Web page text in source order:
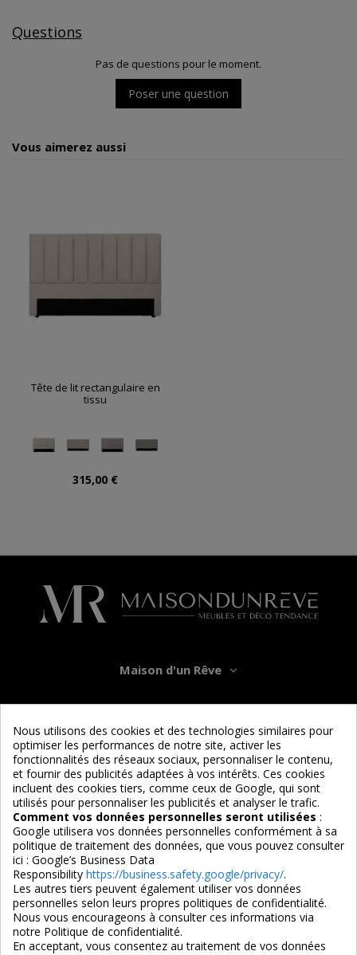
Questions
Pas de questions pour le moment.
Poser une question
Vous aimerez aussi
Tête de lit rectangulaire en
tissu
315,00 €
Maison d'un Rêve
Informations
Services
Nous suivre
4,7/5
Nous utilisons des cookies et des technologies similaires pour
optimiser les performances de notre site, activer les
fonctionnalités des réseaux sociaux, personnaliser le contenu,
et fournir des publicités adaptées à vos intérêts. Ces cookies
incluent des cookies tiers, comme ceux de Google, qui sont
utilisés pour personnaliser les publicités et analyser le trafic.
Comment vos données personnelles seront utilisées :
Google utilisera vos données personnelles conformément à sa
politique de traitement des données, que vous pouvez consulter
ici : Google’s Business Data
Responsibility https://business.safety.google/privacy/.
Les autres tiers peuvent également utiliser vos données
personnelles selon leurs propres politiques de confidentialité.
Nous vous encourageons à consulter ces informations via
notre Politique de confidentialité.
En acceptant, vous consentez au traitement de vos données